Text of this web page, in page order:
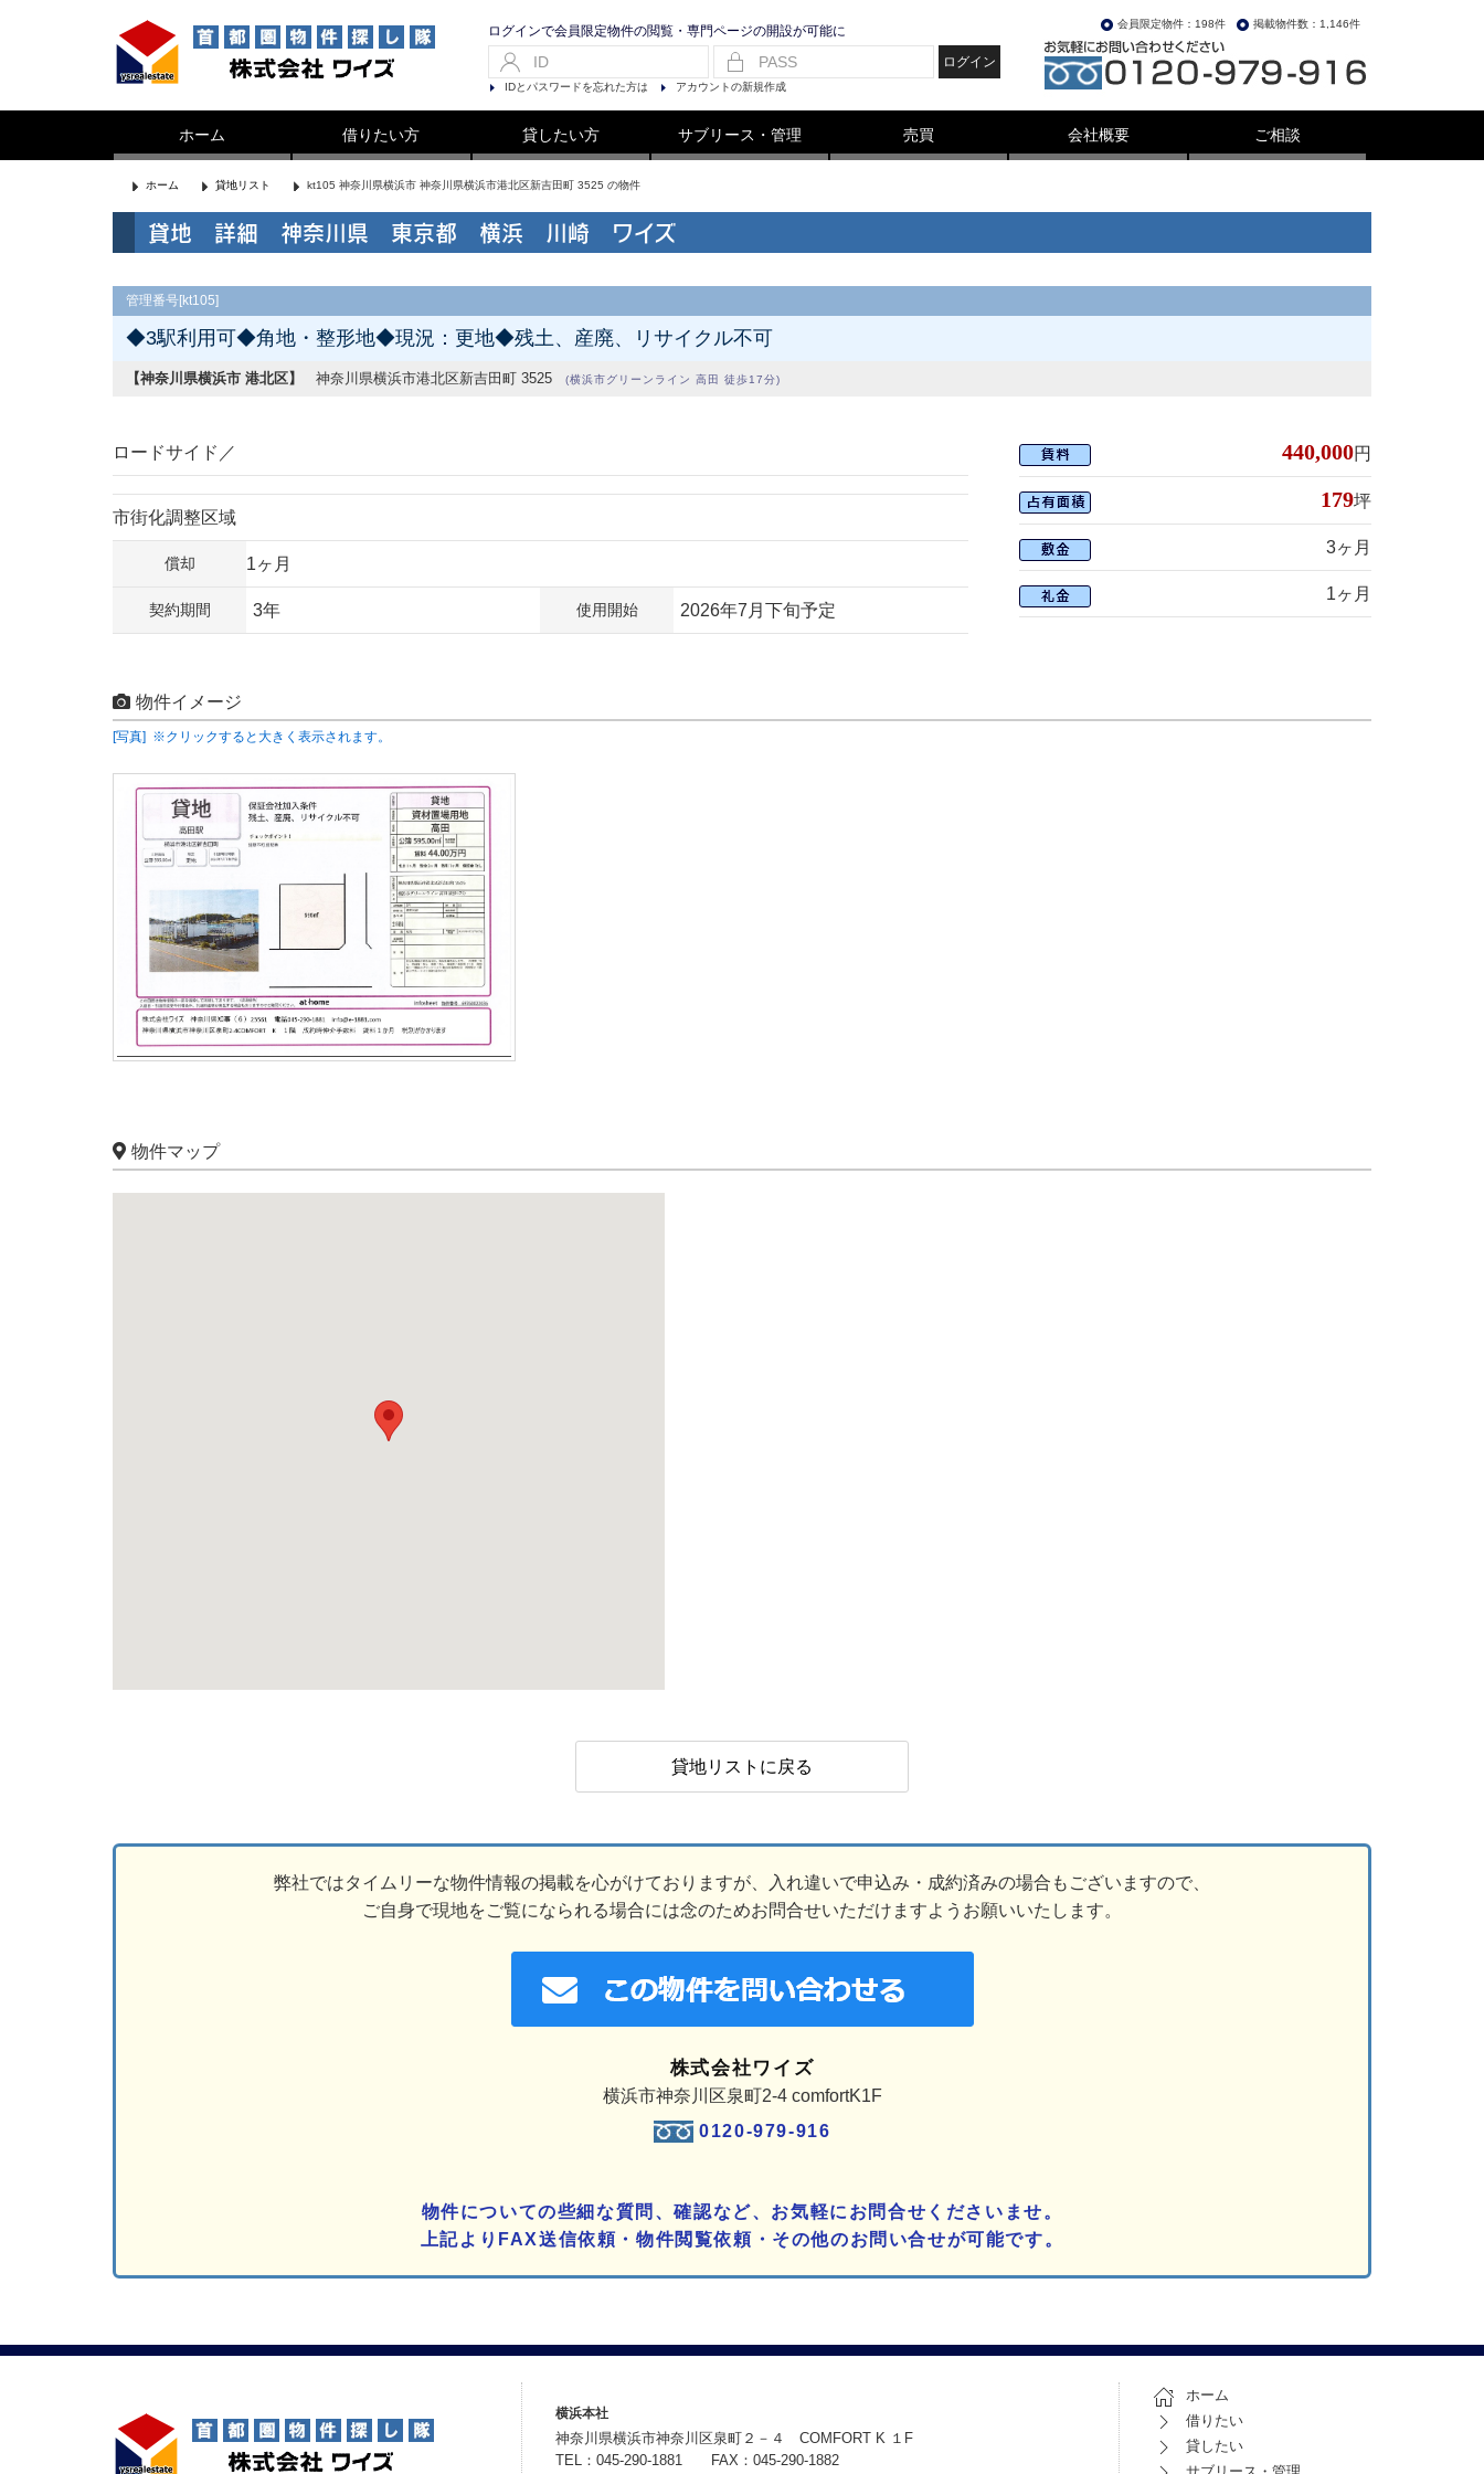
ログインで会員限定物件の閲覧・専門ページの開設が可能に
ログイン
IDとパスワードを忘れた方は アカウントの新規作成
掲載物件数：1,146件
会員限定物件：198件
ホーム 借りたい方 貸したい方 サブリース・管理 売買 会社概要 ご相談
ホーム 貸地リスト kt105 神奈川県横浜市 神奈川県横浜市港北区新吉田町 3525 の物件
貸地 詳細 神奈川県 東京都 横浜 川崎 ワイズ
管理番号[kt105]
◆3駅利用可◆角地・整形地◆現況：更地◆残土、産廃、リサイクル不可
【神奈川県横浜市 港北区】 神奈川県横浜市港北区新吉田町 3525 (横浜市グリーンライン 高田 徒歩17分)
ロードサイド／
市街化調整区域
償却 1ヶ月
契約期間 3年 使用開始 2026年7月下旬予定
440,000円
179坪
3ヶ月
1ヶ月
物件イメージ
[写真] ※クリックすると大きく表示されます。
物件マップ
貸地リストに戻る
弊社ではタイムリーな物件情報の掲載を心がけておりますが、入れ違いで申込み・成約済みの場合もございますので、
ご自身で現地をご覧になられる場合には念のためお問合せいただけますようお願いいたします。
株式会社ワイズ
横浜市神奈川区泉町2-4 comfortK1F
0120-979-916
物件についての些細な質問、確認など、お気軽にお問合せくださいませ。
上記よりFAX送信依頼・物件閲覧依頼・その他のお問い合せが可能です。
横浜本社
神奈川県横浜市神奈川区泉町２－４ COMFORT K １F
TEL：045-290-1881 FAX：045-290-1882
ホーム
借りたい
貸したい